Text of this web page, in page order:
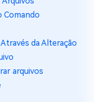
Comando
da Alteração
arquivos